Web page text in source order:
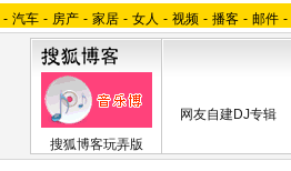
- 汽车 - 房产 - 家居 - 女人 - 视频 - 播客 - 邮件 -
搜狐博客玩弄版
网友自建DJ专辑